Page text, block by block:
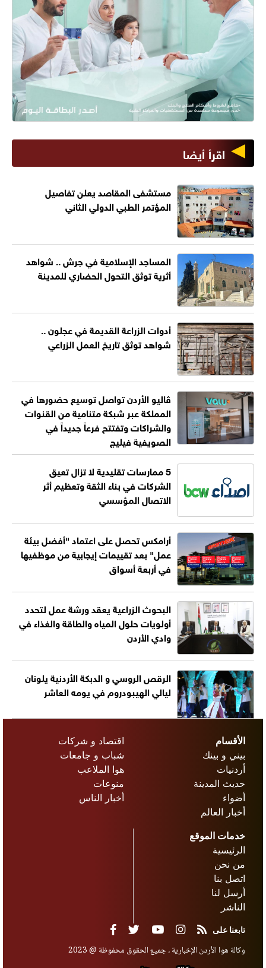
اقرأ أيضا
مستشفى المقاصد يعلن تفاصيل
المؤتمر الطبي الدولي الثاني
المساجد الإسلامية في جرش .. شواهد
أثرية توثق التحول الحضاري للمدينة
أدوات الزراعة القديمة في عجلون ..
شواهد توثق تاريخ العمل الزراعي
ڤاليو الأردن تواصل توسيع حضورها في
المملكة عبر شبكة متنامية من القنوات
والشراكات وتفتتح فرعاً جديداً في
الصويفية فيليج
5 ممارسات تقليدية لا تزال تعيق
الشركات في بناء الثقة وتعظيم أثر
الاتصال المؤسسي
أرامكس تحصل على اعتماد "أفضل بيئة
عمل" بعد تقييمات إيجابية من موظفيها
في أربعة أسواق
البحوث الزراعية يعقد ورشة عمل لتحدد
أولويات حلول المياه والطاقة والغذاء في
وادي الأردن
الرقص الروسي و الدبكة الأردنية يلونان
ليالي الهيبودروم في يومه العاشر
الأقسام
بيني و بينك
أردنيات
حديث المدينة
أضواء
أخبار العالم
اقتصاد و شركات
شباب و جامعات
هوا الملاعب
منوعات
أخبار الناس
خدمات الموقع
الرئيسية
من نحن
اتصل بنا
أرسل لنا
الناشر
تابعنا على
وكالة هوا الأردن الإخبارية ، جميع الحقوق محفوظة @ 2023